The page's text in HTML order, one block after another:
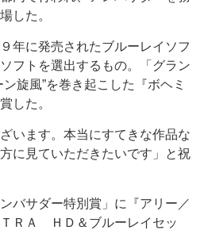
した。
年に発売されたブルーレイソフ
フトを選出するもの。「グラン
旋風”を巻き起こした『ボヘミ
した。
います。本当にすてきな作品な
に見ていただきたいです」と祝
バサダー特別賞」に『アリー／
ＲＡ ＨＤ＆ブルーレイセッ